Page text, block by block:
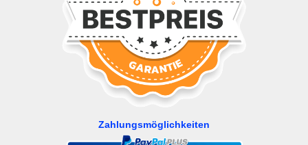
Zahlungsmöglichkeiten